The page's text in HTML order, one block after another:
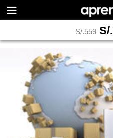
S/.559 S/.